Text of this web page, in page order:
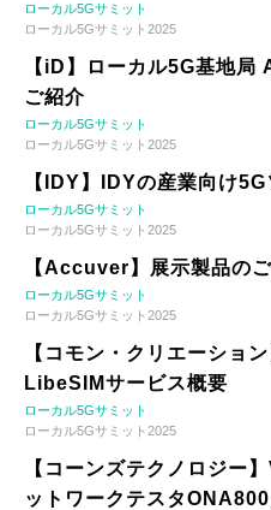
ローカル5Gサミット
ローカル5Gサミット2025
【iD】ローカル5G基地
ご紹介
ローカル5Gサミット
ローカル5Gサミット2025
【IDY】IDYの産業向け
ローカル5Gサミット
ローカル5Gサミット2025
【Accuver】展示製品の
ローカル5Gサミット
ローカル5Gサミット2025
【コモン・クリエーショ
LibeSIMサービス概要
ローカル5Gサミット
ローカル5Gサミット2025
【コーンズテクノロジ
ットワークテスタ